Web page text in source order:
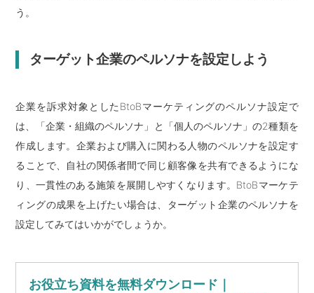
う。
ターゲット企業のペルソナを設定しよう
企業を訴求対象としたBtoBマーケティングのペルソナ設定で
は、「企業・組織のペルソナ」と「個人のペルソナ」の2種類を
作成します。企業および購入に関わる人物のペルソナを設定す
ることで、自社の関係者間で同じ顧客像を共有できるようにな
り、一貫性のある施策を展開しやすくなります。BtoBマーケテ
ィングの成果を上げたい場合は、ターゲット企業のペルソナを
設定してみてはいかがでしょうか。
お役立ち資料を無料ダウンロード｜